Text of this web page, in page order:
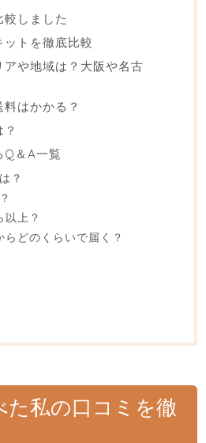
しました
トを徹底比較
や地域は？大阪や名古
はかかる？
＆A一覧
？
上？
どのくらいで届く？
た私の口コミを徹